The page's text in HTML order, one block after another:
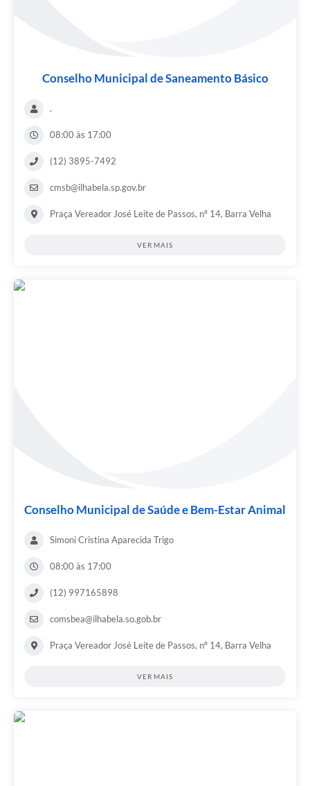
Conselho Municipal de Saneamento Básico
.
08:00 às 17:00
(12) 3895-7492
cmsb@ilhabela.sp.gov.br
Praça Vereador José Leite de Passos, nº 14, Barra Velha
VER MAIS
Conselho Municipal de Saúde e Bem-Estar Animal
Simoni Cristina Aparecida Trigo
08:00 às 17:00
(12) 997165898
comsbea@ilhabela.so.gob.br
Praça Vereador José Leite de Passos, nº 14, Barra Velha
VER MAIS